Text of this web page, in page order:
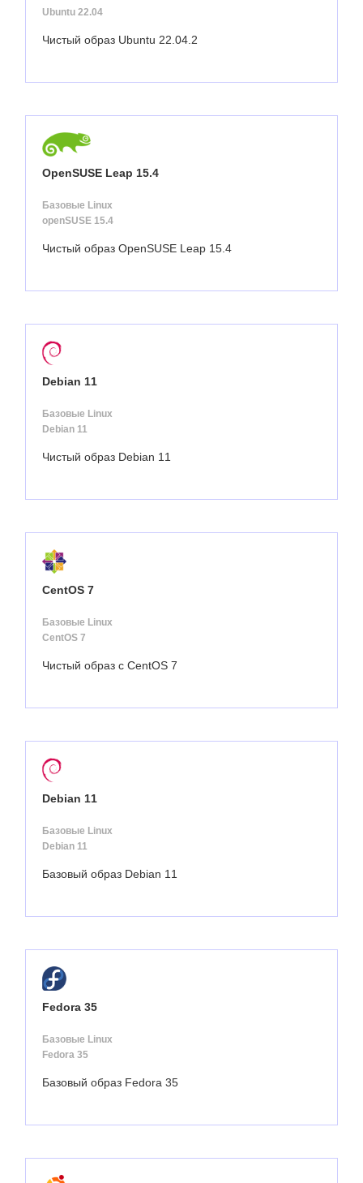
Ubuntu 22.04
Чистый образ Ubuntu 22.04.2
OpenSUSE Leap 15.4
Базовые Linux
openSUSE 15.4
Чистый образ OpenSUSE Leap 15.4
Debian 11
Базовые Linux
Debian 11
Чистый образ Debian 11
CentOS 7
Базовые Linux
CentOS 7
Чистый образ с CentOS 7
Debian 11
Базовые Linux
Debian 11
Базовый образ Debian 11
Fedora 35
Базовые Linux
Fedora 35
Базовый образ Fedora 35